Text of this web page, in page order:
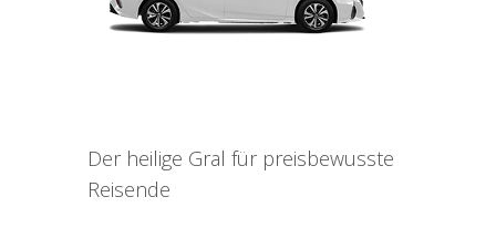
Der heilige Gral für preisbewusste
Reisende